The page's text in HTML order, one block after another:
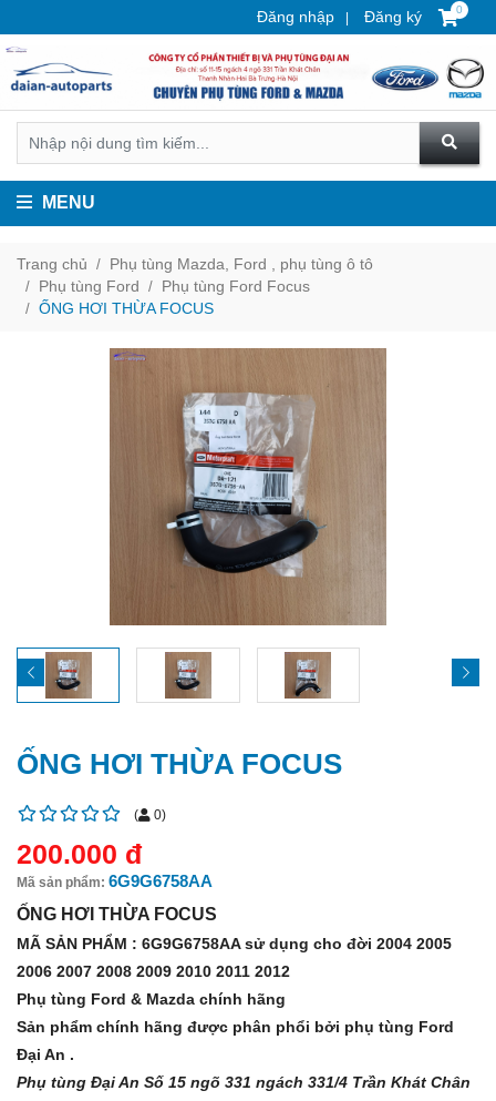
Đăng nhập Đăng ký 0
MENU
Trang chủ
Phụ tùng Mazda, Ford , phụ tùng ô tô
Phụ tùng Ford
Phụ tùng Ford Focus
ỐNG HƠI THỪA FOCUS
ỐNG HƠI THỪA FOCUS
( 0)
200.000 đ
Mã sản phẩm: 6G9G6758AA
ỐNG HƠI THỪA FOCUS
MÃ SẢN PHẨM : 6G9G6758AA sử dụng cho đời 2004 2005
2006 2007 2008 2009 2010 2011 2012
Phụ tùng Ford & Mazda chính hãng
Sản phẩm chính hãng được phân phổi bởi phụ tùng Ford
Đại An .
Phụ tùng Đại An Số 15 ngõ 331 ngách 331/4 Trần Khát Chân